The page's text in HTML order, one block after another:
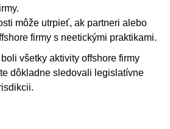
môže utrpieť, ak partneri alebo
firmy s neetickými praktikami.
všetky aktivity offshore firmy
dôkladne sledovali legislatívne